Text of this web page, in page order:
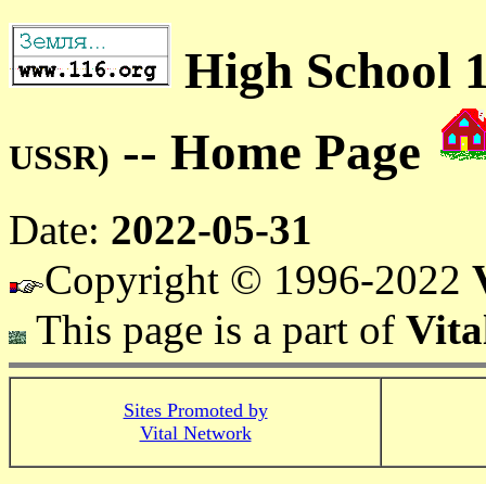
High School
USSR) -- Home Page
Date: 2022-05-31
Copyright © 1996-2022
This page is a part of
Sites Promoted by
Vital Network